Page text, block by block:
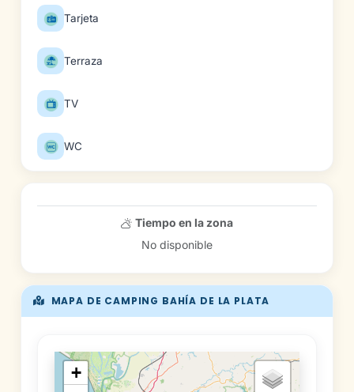
Tarjeta
Terraza
TV
WC
MAPA DE CAMPING BAHÍA DE LA PLATA
+
Tiempo en la zona
No disponible